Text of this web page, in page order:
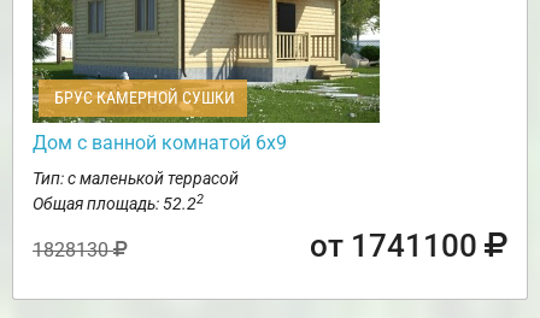
БРУС КАМЕРНОЙ СУШКИ
Дом с ванной комнатой 6х9
Тип: с маленькой террасой
Общая площадь: 52.22
1828130 от 1741100